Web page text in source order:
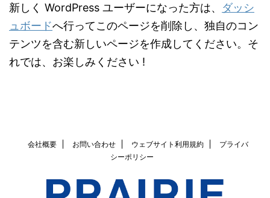
新しく WordPress ユーザーになった方は、 ダッシ
ュボードへ行ってこのページを削除し、独自のコン
テンツを含む新しいページを作成してください。そ
れでは、お楽しみください !
会社概要 お問い合わせ ウェブサイト利用規約
プライバ
シーポリシー